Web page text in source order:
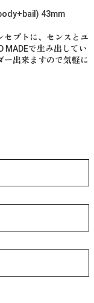
43mm
セプトに、センスとユ
MADEで生み出してい
ー出来ますので気軽に